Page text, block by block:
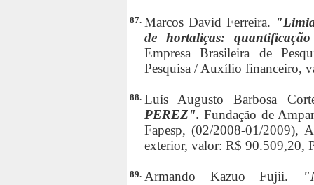
87. Marcos David Ferreira.
de hortaliças:
Empresa Brasileira de
Pesquisa / Auxílio financeiro,
88. Luís Augusto Barbosa
PEREZ".Fundação de
Fapesp, (02/2008-01/2009),
exterior, valor: R$ 90.509,20,
89. Armando Kazuo Fujii.